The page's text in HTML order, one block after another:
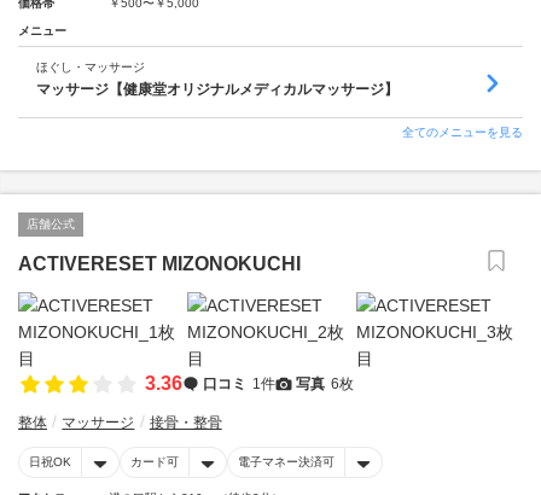
価格帯
￥500〜￥5,000
メニュー
ほぐし・マッサージ
マッサージ【健康堂オリジナルメディカルマッサージ】
全てのメニューを見る
店舗公式
ACTIVERESET MIZONOKUCHI
3.36 口コミ 1件 写真 6枚
整体 マッサージ 接骨・整骨
日祝OK カード可 電子マネー決済可